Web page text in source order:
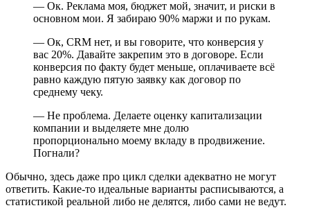
— Ок. Реклама моя, бюджет мой, значит, и риски в
основном мои. Я забираю 90% маржи и по рукам.
— Ок, CRM нет, и вы говорите, что конверсия у
вас 20%. Давайте закрепим это в договоре. Если
конверсия по факту будет меньше, оплачиваете всё
равно каждую пятую заявку как договор по
среднему чеку.
— Не проблема. Делаете оценку капитализации
компании и выделяете мне долю
пропорционально моему вкладу в продвижение.
Погнали?
Обычно, здесь даже про цикл сделки адекватно не могут
ответить. Какие-то идеальные варианты расписываются, а
статистикой реальной либо не делятся, либо сами не ведут.